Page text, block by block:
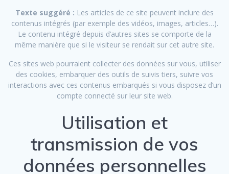
Texte suggéré : Les articles de ce site peuvent inclure des
contenus intégrés (par exemple des vidéos, images, articles…).
Le contenu intégré depuis d’autres sites se comporte de la
même manière que si le visiteur se rendait sur cet autre site.
Ces sites web pourraient collecter des données sur vous, utiliser
des cookies, embarquer des outils de suivis tiers, suivre vos
interactions avec ces contenus embarqués si vous disposez d’un
compte connecté sur leur site web.
Utilisation et
transmission de vos
données personnelles